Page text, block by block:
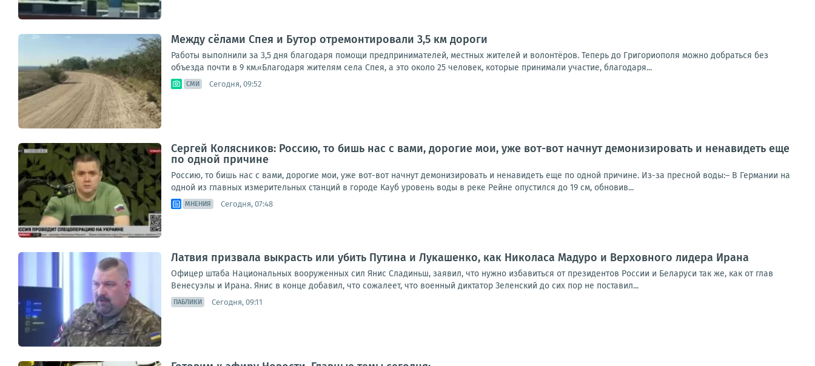
Между сёлами Спея и Бутор отремонтировали 3,5 км дороги
Работы выполнили за 3,5 дня благодаря помощи предпринимателей, местных жителей и волонтёров. Теперь до Григориополя можно добраться без
объезда почти в 9 км.«Благодаря жителям села Спея, а это около 25 человек, которые принимали участие, благодаря...
СМИ Сегодня, 09:52
Сергей Колясников: Россию, то бишь нас с вами, дорогие мои, уже вот-вот начнут демонизировать и ненавидеть еще
по одной причине
Россию, то бишь нас с вами, дорогие мои, уже вот-вот начнут демонизировать и ненавидеть еще по одной причине. Из-за пресной воды:– В Германии на
одной из главных измерительных станций в городе Кауб уровень воды в реке Рейне опустился до 19 см, обновив...
МНЕНИЯ Сегодня, 07:48
Латвия призвала выкрасть или убить Путина и Лукашенко, как Николаса Мадуро и Верховного лидера Ирана
Офицер штаба Национальных вооруженных сил Янис Сладиньш, заявил, что нужно избавиться от президентов России и Беларуси так же, как от глав
Венесуэлы и Ирана. Янис в конце добавил, что сожалеет, что военный диктатор Зеленский до сих пор не поставил...
ПАБЛИКИ Сегодня, 09:11